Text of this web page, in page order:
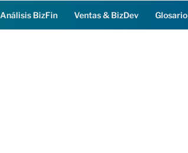
Análisis BizFin Ventas & BizDev Glosario